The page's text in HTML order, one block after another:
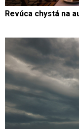
Revúca chystá na